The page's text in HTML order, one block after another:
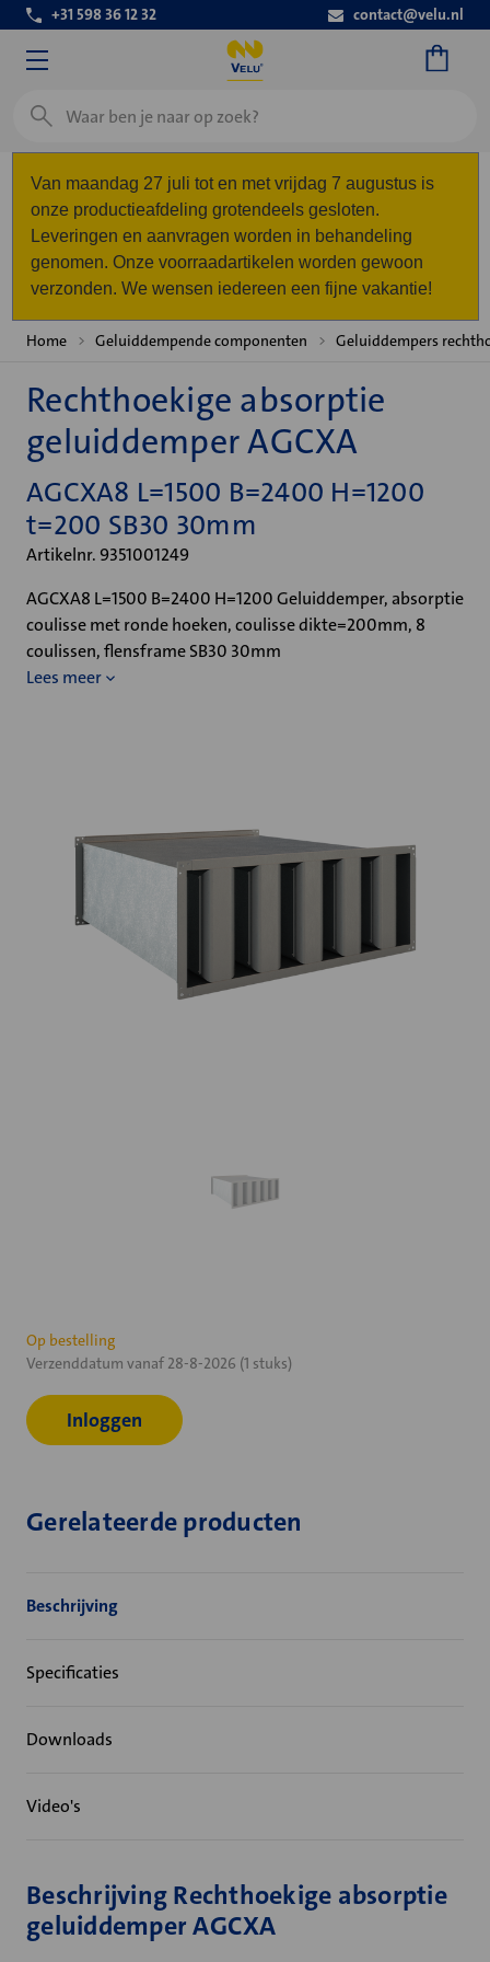
+31 598 36 12 32 contact@velu.nl
Zoeken
Van maandag 27 juli tot en met vrijdag 7 augustus is
onze productieafdeling grotendeels gesloten.
Leveringen en aanvragen worden in behandeling
genomen. Onze voorraadartikelen worden gewoon
verzonden. We wensen iedereen een fijne vakantie!
Home Geluiddempende componenten Geluiddempers
Rechthoekige absorptie
geluiddemper AGCXA
AGCXA8 L=1500 B=2400 H=1200
t=200 SB30 30mm
Artikelnr. 9351001249
AGCXA8 L=1500 B=2400 H=1200 Geluiddemper, absorptie
coulisse met ronde hoeken, coulisse dikte=200mm, 8
coulissen, flensframe SB30 30mm
Lees meer
Huidige
voorraad:
Op bestelling
Verzenddatum vanaf 28-8-2026 (1 stuks)
Inloggen
Gerelateerde producten
Beschrijving
Specificaties
Downloads
Video's
Beschrijving Rechthoekige absorptie
geluiddemper AGCXA